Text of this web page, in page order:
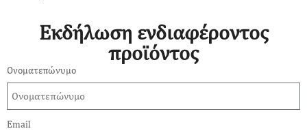
Εκδήλωση ενδιαφέροντος
προϊόντος
Ονοματεπώνυμο
Email